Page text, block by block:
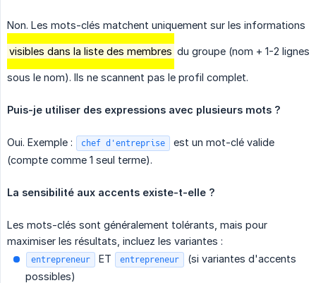
Non. Les mots-clés matchent uniquement sur les informations
visibles dans la liste des membres du groupe (nom + 1-2 lignes
sous le nom). Ils ne scannent pas le profil complet.
Puis-je utiliser des expressions avec plusieurs mots ?
Oui. Exemple : chef d'entreprise
est un mot-clé valide
(compte comme 1 seul terme).
La sensibilité aux accents existe-t-elle ?
Les mots-clés sont généralement tolérants, mais pour
maximiser les résultats, incluez les variantes :
entrepreneur ET entrepreneur
(si variantes d'accents
possibles)